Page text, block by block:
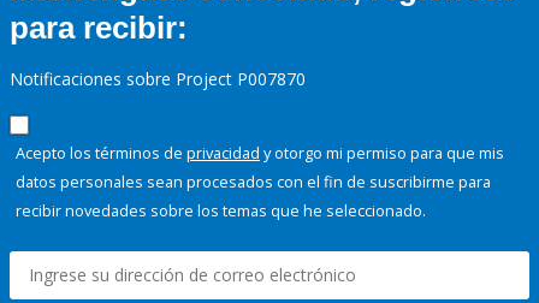
para recibir:
Notificaciones sobre Project P007870
Acepto los términos de privacidad y otorgo mi permiso para que mis
datos personales sean procesados con el fin de suscribirme para
recibir novedades sobre los temas que he seleccionado.